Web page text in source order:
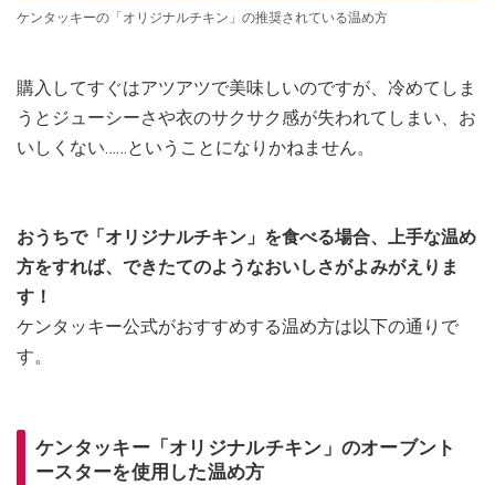
ケンタッキーの「オリジナルチキン」の推奨されている温め方
購入してすぐはアツアツで美味しいのですが、冷めてしま
うとジューシーさや衣のサクサク感が失われてしまい、お
いしくない……ということになりかねません。
おうちで「オリジナルチキン」を食べる場合、上手な温め
方をすれば、できたてのようなおいしさがよみがえりま
す！
ケンタッキー公式がおすすめする温め方は以下の通りで
す。
ケンタッキー「オリジナルチキン」のオーブント
ースターを使用した温め方